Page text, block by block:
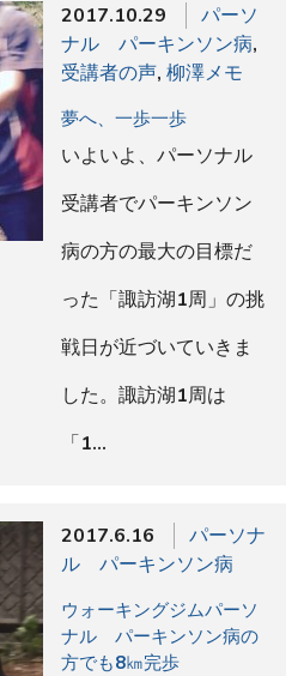
2017.10.29
パーソ
ナル パーキンソン病,
受講者の声, 柳澤メモ
夢へ、一歩一歩
いよいよ、パーソナル
受講者でパーキンソン
病の方の最大の目標だ
った「諏訪湖1周」の挑
戦日が近づいていきま
した。諏訪湖1周は
「1…
2017.6.16
パーソナ
ル パーキンソン病
ウォーキングジムパーソ
ナル パーキンソン病の
方でも8㎞完歩